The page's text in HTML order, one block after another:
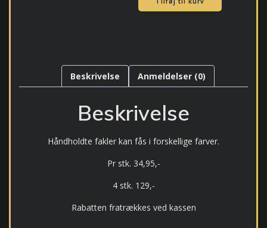
antal
Beskrivelse Anmeldelser (0)
Beskrivelse
Håndholdte fakler kan fås i forskellige farver.
Pr stk. 34,95,-
4 stk. 129,-
Rabatten fratrækkes ved kassen